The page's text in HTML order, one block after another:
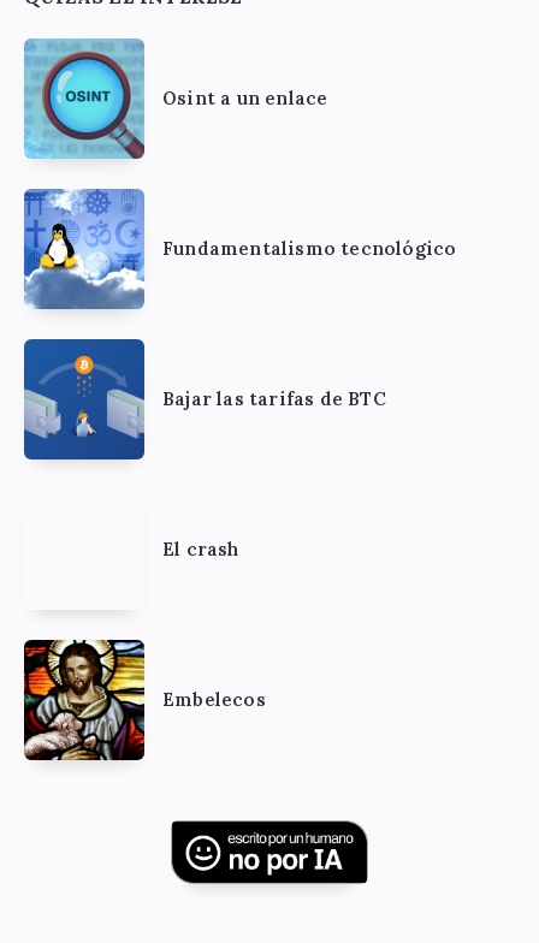
Osint a un enlace
Fundamentalismo tecnológico
Bajar las tarifas de BTC
El crash
Embelecos